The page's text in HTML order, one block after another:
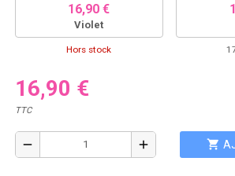
16,90 €
Violet
Hors stock
16,90 €
TTC
remove add shopping_cart